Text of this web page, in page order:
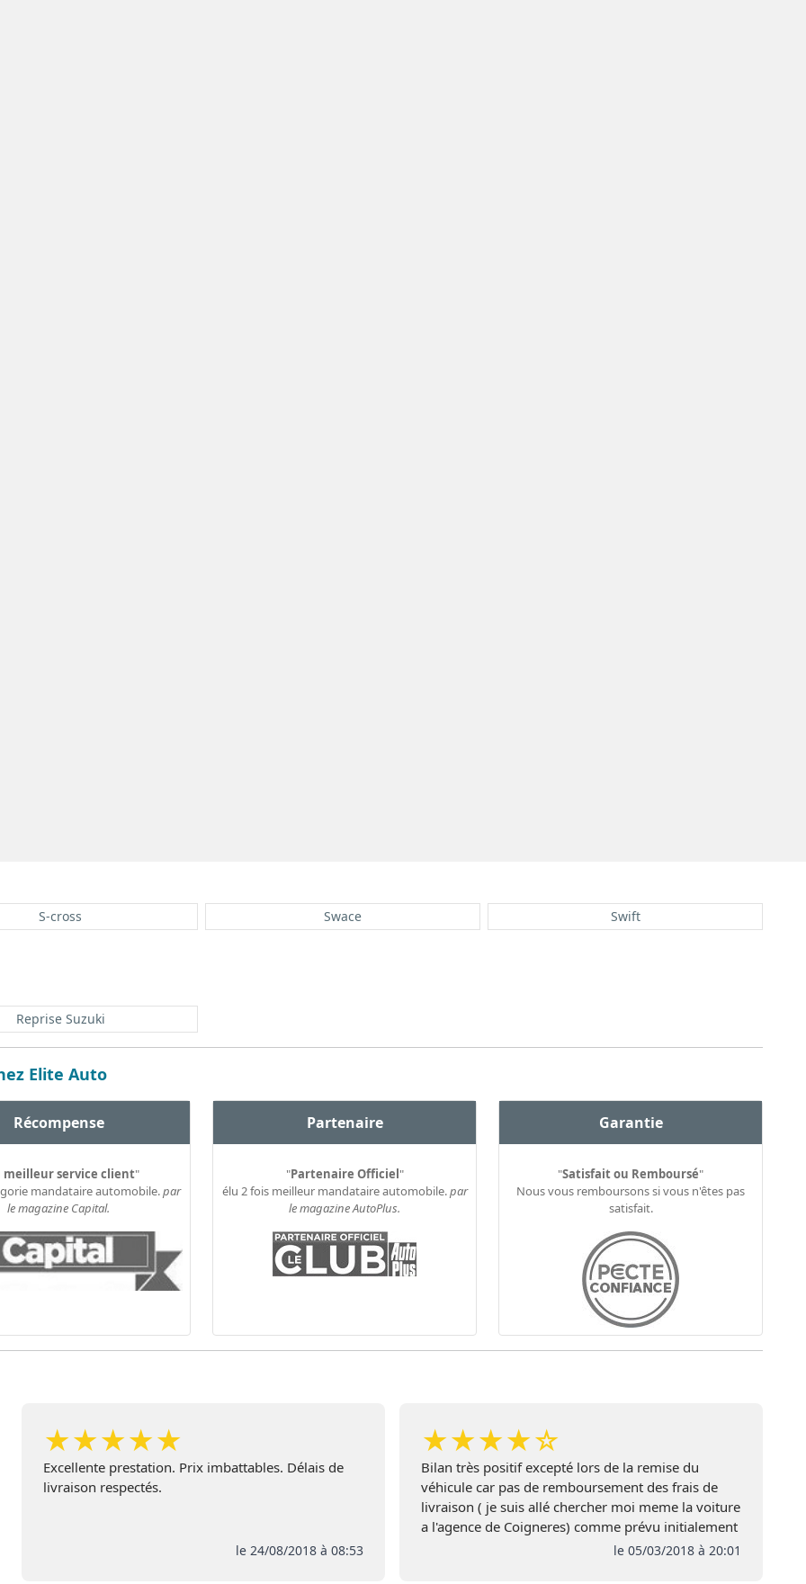
S-cross Swace
Swift
Reprise Suzuki
Elite Auto
Récompense
meilleur service client"
mandataire automobile.par
le magazine Capital.
Partenaire
"Partenaire Officiel"
élu 2 fois meilleur mandataire automobile.par
le magazine AutoPlus.
Garantie
"Satisfait ou Remboursé"
Nous vous remboursons si vous n'êtes pas
satisfait.
★★★★★
Excellente prestation. Prix imbattables. Délais de
livraison respectés.
le 24/08/2018 à 08:53
★★★★☆
Bilan très positif excepté lors de la remise du
véhicule car pas de remboursement des frais de
livraison ( je suis allé chercher moi meme la voiture
a l'agence de Coigneres) comme prévu initialement
, de plus pas de remise de l extension de garantie
le 05/03/2018 à 20:01